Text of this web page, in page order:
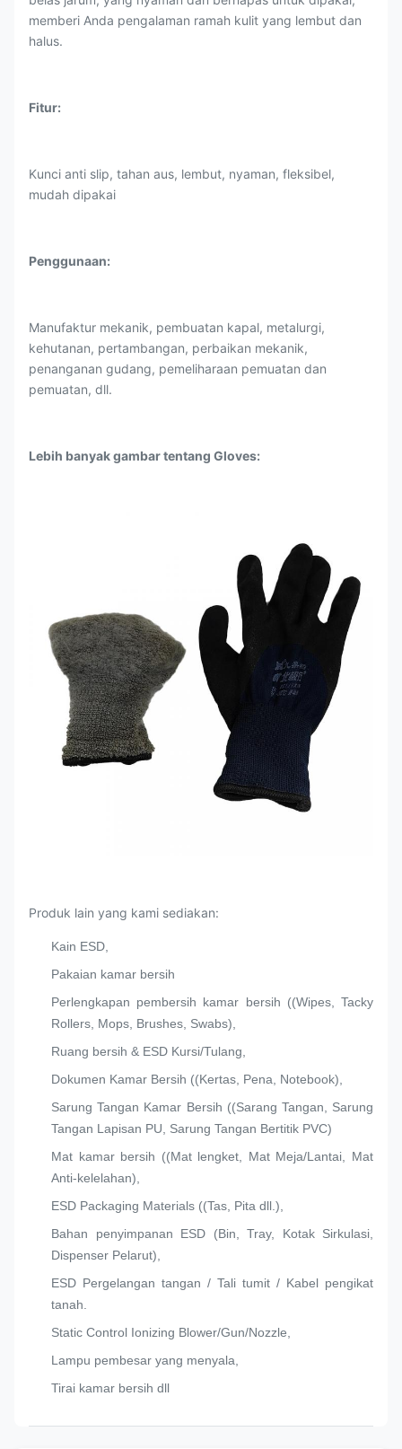
memberi Anda pengalaman ramah kulit yang lembut dan
halus.
Fitur:
Kunci anti slip, tahan aus, lembut, nyaman, fleksibel,
mudah dipakai
Penggunaan:
Manufaktur mekanik, pembuatan kapal, metalurgi,
kehutanan, pertambangan, perbaikan mekanik,
penanganan gudang, pemeliharaan pemuatan dan
pemuatan, dll.
Lebih banyak gambar tentang Gloves:
Produk lain yang kami sediakan:
Kain ESD,
Pakaian kamar bersih
Perlengkapan pembersih kamar bersih ((Wipes, Tacky
Rollers, Mops, Brushes, Swabs),
Ruang bersih & ESD Kursi/Tulang,
Dokumen Kamar Bersih ((Kertas, Pena, Notebook),
Sarung Tangan Kamar Bersih ((Sarang Tangan, Sarung
Tangan Lapisan PU, Sarung Tangan Bertitik PVC)
Mat kamar bersih ((Mat lengket, Mat Meja/Lantai, Mat
Anti-kelelahan),
ESD Packaging Materials ((Tas, Pita dll.),
Bahan penyimpanan ESD (Bin, Tray, Kotak Sirkulasi,
Dispenser Pelarut),
ESD Pergelangan tangan / Tali tumit / Kabel pengikat
tanah.
Static Control Ionizing Blower/Gun/Nozzle,
Lampu pembesar yang menyala,
Tirai kamar bersih dll